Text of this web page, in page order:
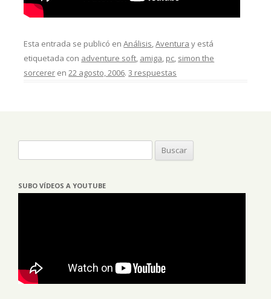
Esta entrada se publicó enAnálisis,Aventura y está
etiquetada con adventure soft, amiga, pc, simon the
sorcerer en22 agosto, 2006.3 respuestas
SUBO VÍDEOS A YOUTUBE